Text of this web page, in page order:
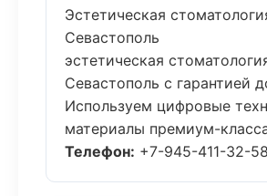
Эстетическая
Севастополь
эстетическая
Севастополь с гарантией
Используем цифровые
материалы премиум-
Телефон: +7-945-411-32-58